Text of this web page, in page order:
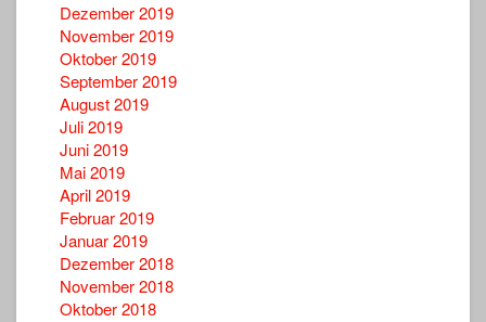
Dezember 2019
November 2019
Oktober 2019
September 2019
August 2019
Juli 2019
Juni 2019
Mai 2019
April 2019
Februar 2019
Januar 2019
Dezember 2018
November 2018
Oktober 2018